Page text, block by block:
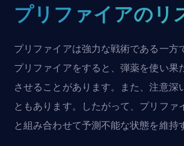
プリファイアのリ
プリファイアは強力な戦術である一方
プリファイアをすると、弾薬を使い果
させることがあります。また、注意深
ともあります。したがって、プリフ
と組み合わせて予測不能な状態を維持